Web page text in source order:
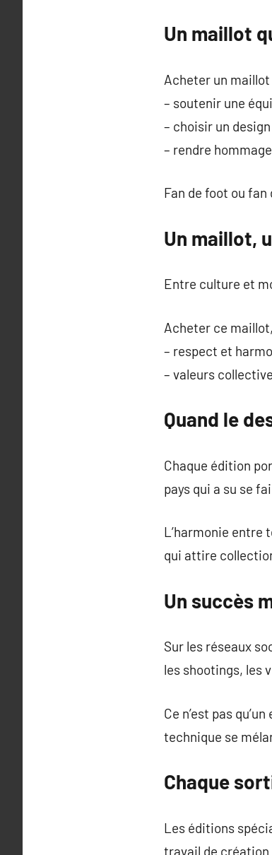
Un maillot
Acheter un maillot
– soutenir une
– choisir un
– rendre
Fan de foot ou
Un maillot,
Entre culture et
Acheter ce
– respect et
– valeurs
Quand le
Chaque édition
pays qui a su se
L’harmonie entre
qui attire
Un succès
Sur les réseaux
les shootings, les
Ce n’est pas
technique se
Chaque
Les éditions
travail de création